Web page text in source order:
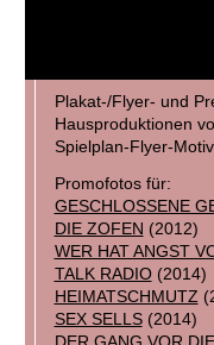
Plakat-/Flyer- und
Hausproduktionen
Spielplan-Flyer-
Promofotos für:
GESCHLOSSENE
DIE ZOFEN (2012)
WER HAT ANGST
TALK RADIO(2014)
HEIMATSCHMUTZ
SEX SELLS(2014)